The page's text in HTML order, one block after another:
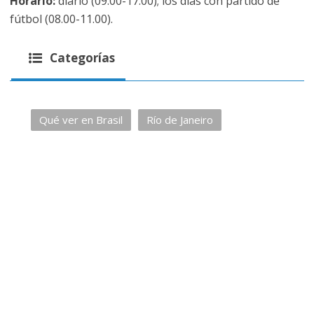
fútbol (08.00-11.00).
Categorías
Qué ver en Brasil Río de Janeiro